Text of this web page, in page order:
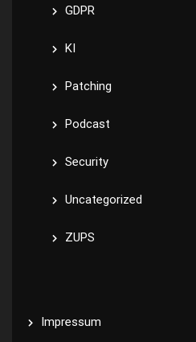
GDPR
KI
Patching
Podcast
Security
Uncategorized
ZUPS
Impressum